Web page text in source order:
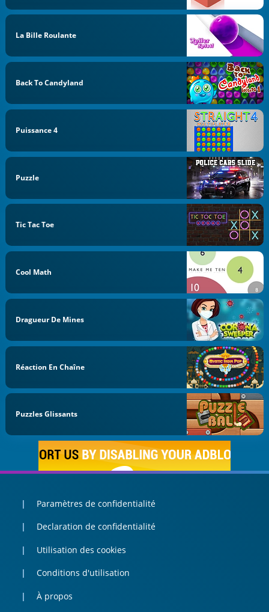
La Bille Roulante
Back To Candyland
Puissance 4
Puzzle
Tic Tac Toe
Cool Math
Dragueur De Mines
Réaction En Chaîne
Puzzles Glissants
Paramètres de confidentialité
Declaration de confidentialité
Utilisation des cookies
Conditions d'utilisation
À propos